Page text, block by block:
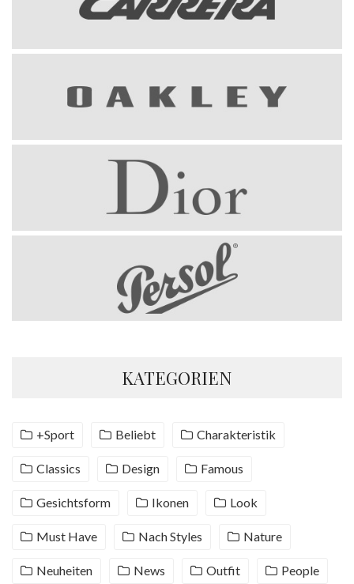
KATEGORIEN
+Sport Beliebt Charakteristik
Classics Design Famous
Gesichtsform Ikonen Look
Must Have Nach Styles Nature
Neuheiten News Outfit People